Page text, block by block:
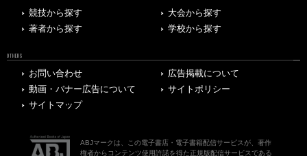
競技から探す
大会から探す
著者から探す
学校から探す
OTHERS
お問い合わせ
広告掲載について
動画・バナー広告について
サイトポリシー
サイトマップ
ABJマークは、この電子書店・電子書籍配信サービスが、著作
権者からコンテンツ使用許諾を得た正規版配信サービスである